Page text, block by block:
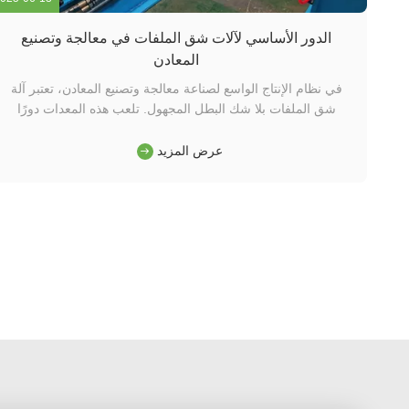
الدور الأساسي لآلات شق الملفات في معالجة وتصنيع
المعادن
في نظام الإنتاج الواسع لصناعة معالجة وتصنيع المعادن، تعتبر آلة
شق الملفات بلا شك البطل المجهول. تلعب هذه المعدات دورًا
إلى صفائح أضيق، مما يضع الأساس للمعالجة اللاحقة ويصبح مكونًا
عرض المزيد